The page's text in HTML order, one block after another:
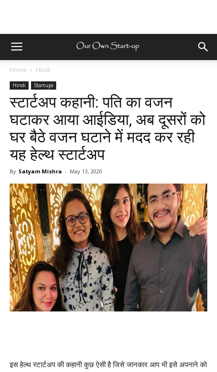
Home Hindi
Hindi Startups
स्टार्टअप कहानी: पति का वजन
घटाकर आया आईडिया, अब दूसरों को
घर बैठे वजन घटाने में मदद कर रही
यह हेल्थ स्टार्टअप
By Satyam Mishra - May 13, 2020
इस हेल्थ स्टार्टअप की कहानी कुछ ऐसी है जिसे जानकार आप भी इसे अपनाने को